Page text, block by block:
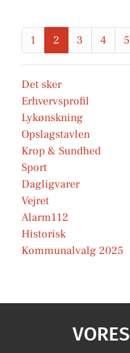
1 2 3 4 5
Det sker
Erhvervsprofil
Lykønskning
Opslagstavlen
Krop & Sundhed
Sport
Dagligvarer
Vejret
Alarm112
Historisk
Kommunalvalg 2025
VORES